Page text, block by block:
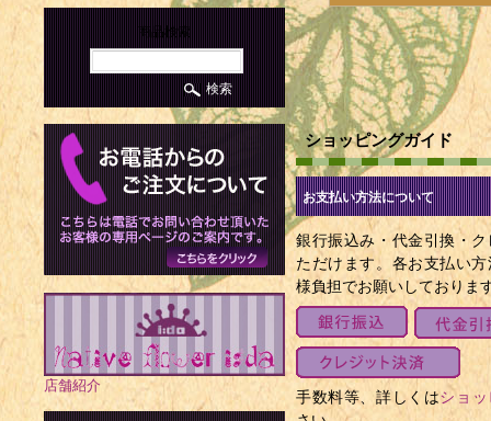
ショッピングガイド
お支払い方法について
銀行振込み・代金引換・
ただけます。各お支払い
様負担でお願いしておりま
手数料等、詳しくはショ
商品検索
店舗紹介